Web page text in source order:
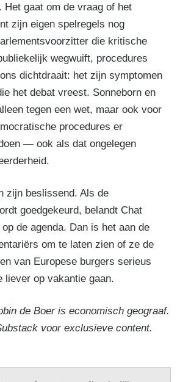
Het gaat om de vraag of het
zijn eigen spelregels nog
die kritische
wegwuift, procedures
dichtdraait: het zijn symptomen
het debat vreest. Sonneborn en
tegen een wet, maar ook voor
procedures er
— ook als dat ongelegen
zijn beslissend. Als de
goedgekeurd, belandt Chat
de agenda. Dan is het aan de
om te laten zien of ze de
van Europese burgers serieus
op vakantie gaan.
de Boer is economisch geograaf.
voor exclusieve content.